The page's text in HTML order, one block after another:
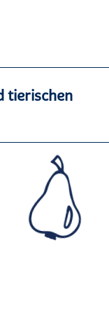
tierischen